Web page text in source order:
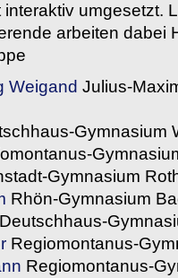
umgesetzt.
arbeiten dabei
Weigand Julius-
Gymnasium
Gymnasium
Rhön-Gymnasium
Deutschhaus-
Regiomontanus-
Regiomontanus-